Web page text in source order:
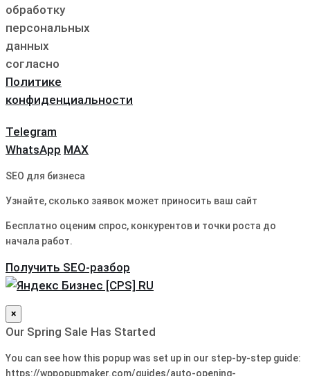
обработку
персональных
данных
согласно
Политике
конфиденциальности
Telegram
WhatsApp MAX
SEO для бизнеса
Узнайте, сколько заявок может приносить ваш сайт
Бесплатно оценим спрос, конкурентов и точки роста до
начала работ.
Получить SEO-разбор
×
Our Spring Sale Has Started
You can see how this popup was set up in our step-by-step guide:
https://wppopupmaker.com/guides/auto-opening-